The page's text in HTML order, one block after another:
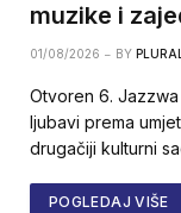
muzike i
01/08/2026 BY
Otvoren 6. Jazzwa
ljubavi prema
drugačiji kulturni
POGLEDAJ VIŠE